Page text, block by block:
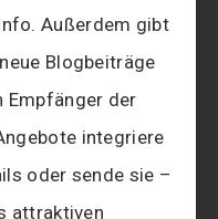
Außerdem gibt
Blogbeiträge
Empfänger der
integriere
oder sende sie –
attraktiven